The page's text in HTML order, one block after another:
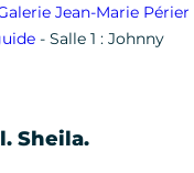
Jean-Marie Périer
- Salle 1 : Johnny
Sheila.